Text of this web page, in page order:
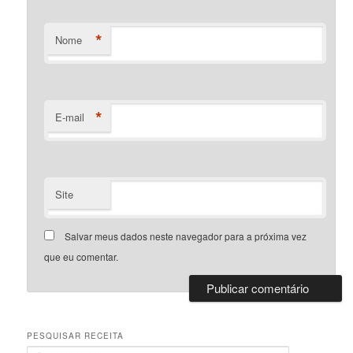
Nome *
E-mail *
Site
Salvar meus dados neste navegador para a próxima vez
que eu comentar.
PESQUISAR RECEITA